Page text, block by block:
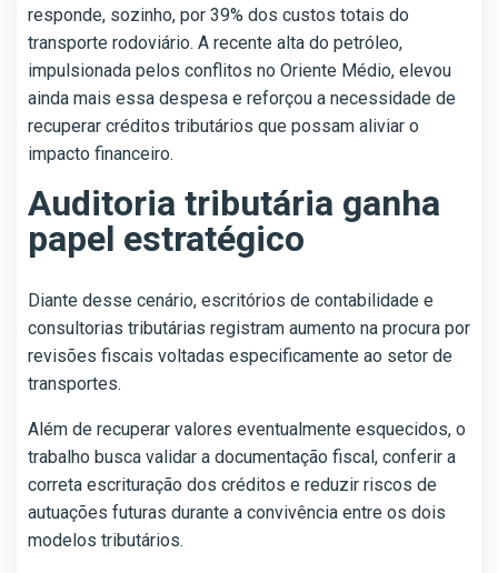
responde, sozinho, por 39% dos custos totais do
transporte rodoviário. A recente alta do petróleo,
impulsionada pelos conflitos no Oriente Médio, elevou
ainda mais essa despesa e reforçou a necessidade de
recuperar créditos tributários que possam aliviar o
impacto financeiro.
Auditoria tributária ganha
papel estratégico
Diante desse cenário, escritórios de contabilidade e
consultorias tributárias registram aumento na procura por
revisões fiscais voltadas especificamente ao setor de
transportes.
Além de recuperar valores eventualmente esquecidos, o
trabalho busca validar a documentação fiscal, conferir a
correta escrituração dos créditos e reduzir riscos de
autuações futuras durante a convivência entre os dois
modelos tributários.